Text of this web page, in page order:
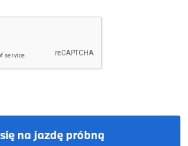
na jazdę próbną